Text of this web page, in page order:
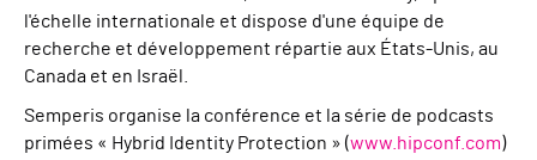
l'échelle internationale et dispose d'une équipe de
recherche et développement répartie aux États-Unis, au
Canada et en Israël.
Semperis organise la conférence et la série de podcasts
primées « Hybrid Identity Protection » (www.hipconf.com)